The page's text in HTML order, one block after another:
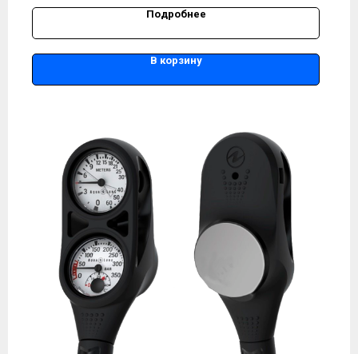
Подробнее
В корзину